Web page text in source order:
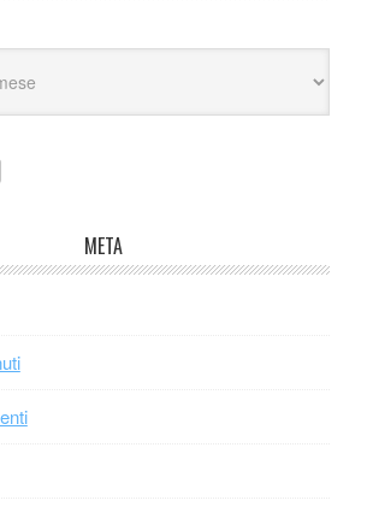
META